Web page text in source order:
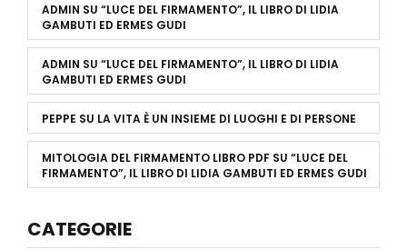
ADMIN SU “LUCE DEL FIRMAMENTO”, IL LIBRO DI LIDIA
GAMBUTI ED ERMES GUDI
ADMIN SU “LUCE DEL FIRMAMENTO”, IL LIBRO DI LIDIA
GAMBUTI ED ERMES GUDI
PEPPE SU LA VITA È UN INSIEME DI LUOGHI E DI PERSONE
MITOLOGIA DEL FIRMAMENTO LIBRO PDF SU “LUCE DEL
FIRMAMENTO”, IL LIBRO DI LIDIA GAMBUTI ED ERMES GUDI
CATEGORIE